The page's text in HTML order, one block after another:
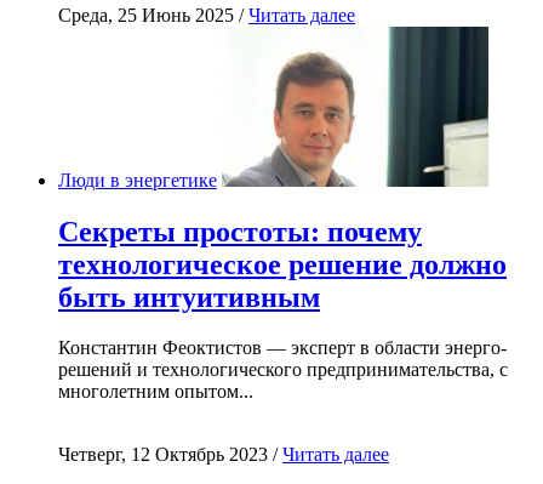
Среда, 25 Июнь 2025 /Читать далее
Люди в энергетике
Секреты простоты: почему
технологическое решение должно
быть интуитивным
Константин Феоктистов — эксперт в области энерго-
решений и технологического предпринимательства, с
многолетним опытом...
Четверг, 12 Октябрь 2023 /Читать далее